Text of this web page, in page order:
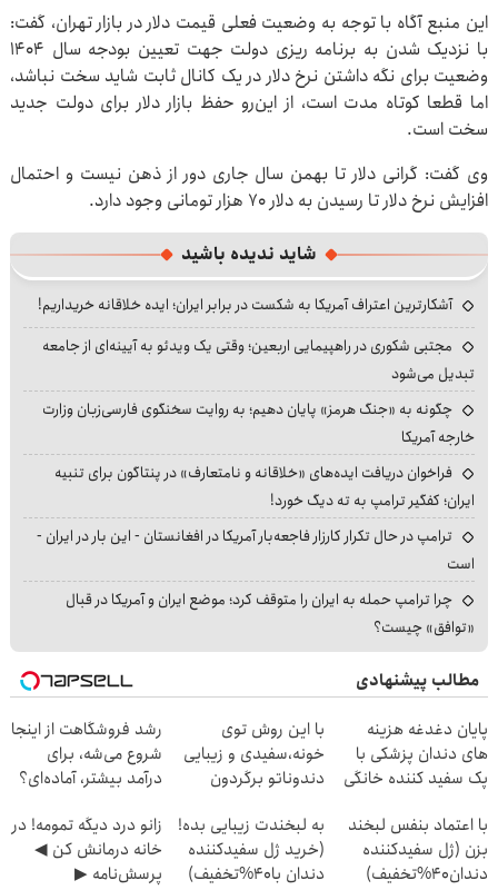
این منبع آگاه با توجه به وضعیت فعلی قیمت دلار در بازار تهران، گفت:
با نزدیک شدن به برنامه ریزی دولت جهت تعیین بودجه سال ۱۴۰۴
وضعیت برای نگه داشتن نرخ دلار در یک کانال ثابت شاید سخت نباشد،
اما قطعا کوتاه مدت است، از این‌رو حفظ بازار دلار برای دولت جدید
سخت است.
وی گفت: گرانی دلار تا بهمن سال جاری دور از ذهن نیست و احتمال
افزایش نرخ دلار تا رسیدن به دلار ۷۰ هزار تومانی وجود دارد.
شاید ندیده باشید
آشکارترین اعتراف آمریکا به شکست در برابر ایران؛ ایده خلاقانه خریداریم!
مجتبی شکوری در راهپیمایی اربعین؛ وقتی یک ویدئو به آیینه‌ای از جامعه
تبدیل می‌شود
چگونه به «جنگ هرمز» پایان دهیم؛ به روایت سخنگوی فارسی‌زبان وزارت
خارجه آمریکا
فراخوان دریافت ایده‌های «خلاقانه و نامتعارف» در پنتاگون برای تنبیه
ایران؛ کفگیر ترامپ به ته دیگ خورد!
ترامپ در حال تکرار کارزار فاجعه‌بار آمریکا در افغانستان - این بار در ایران -
است
چرا ترامپ حمله به ایران را متوقف کرد؛ موضع ایران و آمریکا در قبال
«توافق» چیست؟
مطالب پیشنهادی
پایان دغدغه هزینه
های دندان پزشکی با
پک سفید کننده خانگی
با این روش توی
خونه،سفیدی و زیبایی
دندوناتو برگردون
رشد فروشگاهت از اینجا
شروع می‌شه، برای
درآمد بیشتر، آماده‌ای؟
با اعتماد بنفس لبخند
بزن (ژل سفیدکننده
دندان40%تخفیف)
به لبخندت زیبایی بده!
(خرید ژل سفیدکننده
دندان با40%تخفیف)
زانو درد دیگه تمومه! در
خانه درمانش کن ◀
پرسش‌نامه ▶